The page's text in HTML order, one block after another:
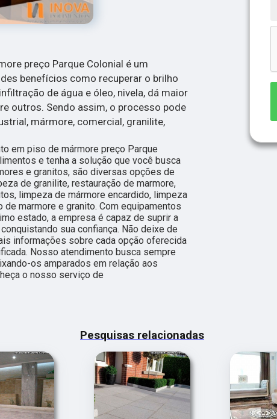
preço Parque Colonial é um
benefícios como recuperar o brilho
de água e óleo, nivela, dá maior
outros. Sendo assim, o processo pode
mármore, comercial, granilite,
em piso de mármore preço Parque
e tenha a solução que você busca
e granitos, são diversas opções de
de granilite, restauração de marmore,
limpeza de mármore encardido, limpeza
marmore e granito. Com equipamentos
estado, a empresa é capaz de suprir a
sua confiança. Não deixe de
informações sobre cada opção oferecida
Nosso atendimento busca sempre
os amparados em relação aos
o nosso serviço de
Pesquisas relacionadas